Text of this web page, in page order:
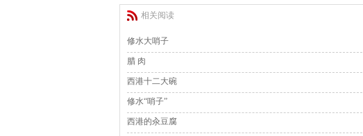
相关阅读
修水大哨子
腊 肉
西港十二大碗
修水“哨子”
西港的汆豆腐